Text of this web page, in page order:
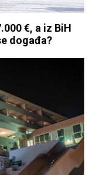
€, a iz BiH
događa?